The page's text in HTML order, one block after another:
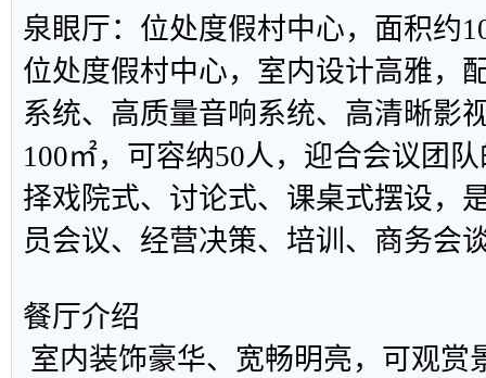
泉眼厅：位处度假村中心，面积约
位处度假村中心，室内设计高雅，
系统、高质量音响系统、高清晰影
100㎡，可容纳50人，迎合会议团
择戏院式、讨论式、课桌式摆设，
员会议、经营决策、培训、商务会
餐厅介绍
室内装饰豪华、宽畅明亮，可观赏